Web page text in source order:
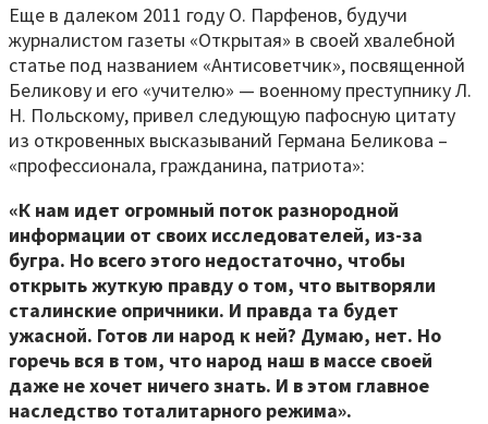
Еще в далеком 2011 году О. Парфенов, будучи
журналистом газеты «Открытая» в своей хвалебной
статье под названием «Антисоветчик», посвященной
Беликову и его «учителю» — военному преступнику Л.
Н. Польскому, привел следующую пафосную цитату
из откровенных высказываний Германа Беликова –
«профессионала, гражданина, патриота»:
«К нам идет огромный поток разнородной
информации от своих исследователей, из-за
бугра. Но всего этого недостаточно, чтобы
открыть жуткую правду о том, что вытворяли
сталинские опричники. И правда та будет
ужасной. Готов ли народ к ней? Думаю, нет. Но
горечь вся в том, что народ наш в массе своей
даже не хочет ничего знать. И в этом главное
наследство тоталитарного режима».